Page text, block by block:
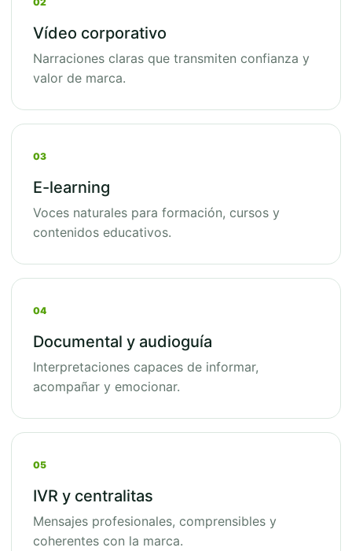
Vídeo corporativo
Narraciones claras que transmiten confianza y
valor de marca.
03
E-learning
Voces naturales para formación, cursos y
contenidos educativos.
04
Documental y audioguía
Interpretaciones capaces de informar,
acompañar y emocionar.
05
IVR y centralitas
Mensajes profesionales, comprensibles y
coherentes con la marca.